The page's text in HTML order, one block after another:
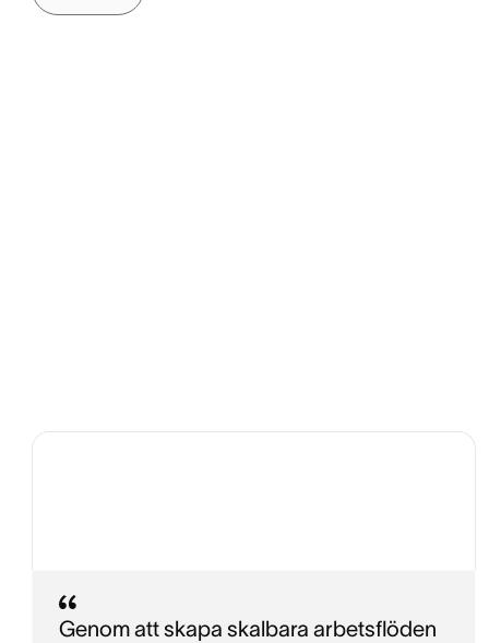
Genom att skapa skalbara arbetsflöden